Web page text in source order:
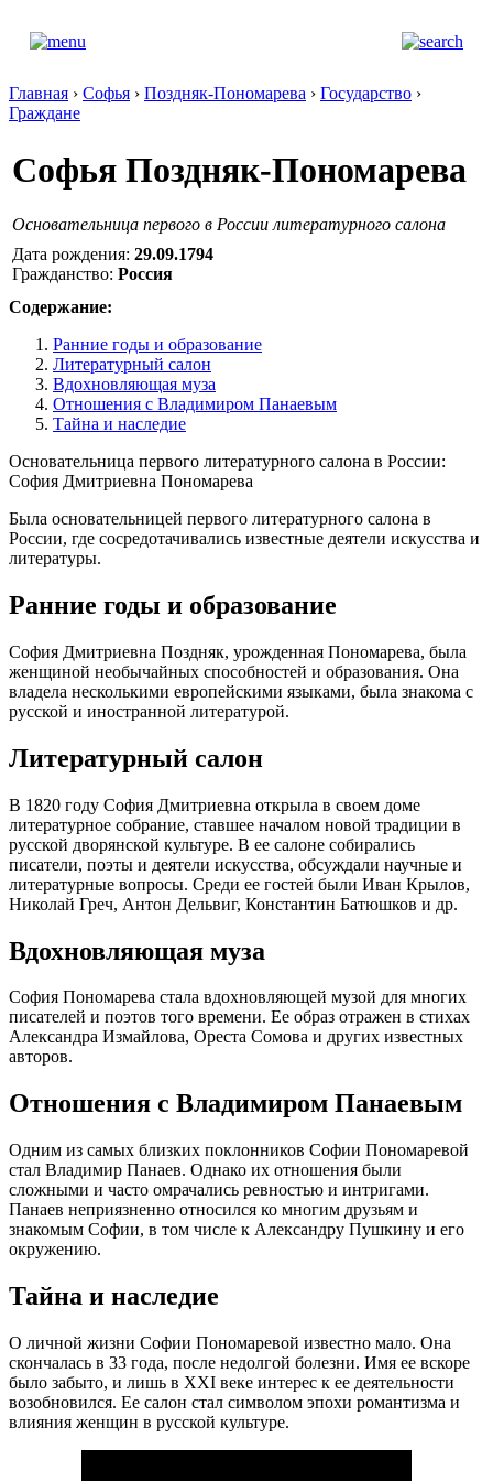
Главная › Софья › Поздняк-Пономарева › Государство ›
Граждане
Софья Поздняк-Пономарева
Основательница первого в России литературного салона
Дата рождения: 29.09.1794
Гражданство: Россия
Содержание:
Ранние годы и образование
Литературный салон
Вдохновляющая муза
Отношения с Владимиром Панаевым
Тайна и наследие
Основательница первого литературного салона в России:
София Дмитриевна Пономарева
Была основательницей первого литературного салона в
России, где сосредотачивались известные деятели искусства и
литературы.
Ранние годы и образование
София Дмитриевна Поздняк, урожденная Пономарева, была
женщиной необычайных способностей и образования. Она
владела несколькими европейскими языками, была знакома с
русской и иностранной литературой.
Литературный салон
В 1820 году София Дмитриевна открыла в своем доме
литературное собрание, ставшее началом новой традиции в
русской дворянской культуре. В ее салоне собирались
писатели, поэты и деятели искусства, обсуждали научные и
литературные вопросы. Среди ее гостей были Иван Крылов,
Николай Греч, Антон Дельвиг, Константин Батюшков и др.
Вдохновляющая муза
София Пономарева стала вдохновляющей музой для многих
писателей и поэтов того времени. Ее образ отражен в стихах
Александра Измайлова, Ореста Сомова и других известных
авторов.
Отношения с Владимиром Панаевым
Одним из самых близких поклонников Софии Пономаревой
стал Владимир Панаев. Однако их отношения были
сложными и часто омрачались ревностью и интригами.
Панаев неприязненно относился ко многим друзьям и
знакомым Софии, в том числе к Александру Пушкину и его
окружению.
Тайна и наследие
О личной жизни Софии Пономаревой известно мало. Она
скончалась в 33 года, после недолгой болезни. Имя ее вскоре
было забыто, и лишь в XXI веке интерес к ее деятельности
возобновился. Ее салон стал символом эпохи романтизма и
влияния женщин в русской культуре.